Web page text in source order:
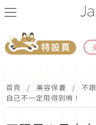
首頁 美容保養
不
自己不一定用得到唷！